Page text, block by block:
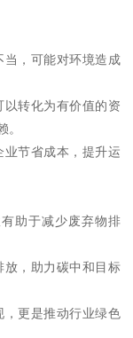
当，可能对环境造成
转化为有价值的资
。
节省成本，提升运
助于减少废弃物排
放，助力碳中和目标
，更是推动行业绿色